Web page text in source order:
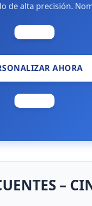
de alta precisión.
AHORA
–